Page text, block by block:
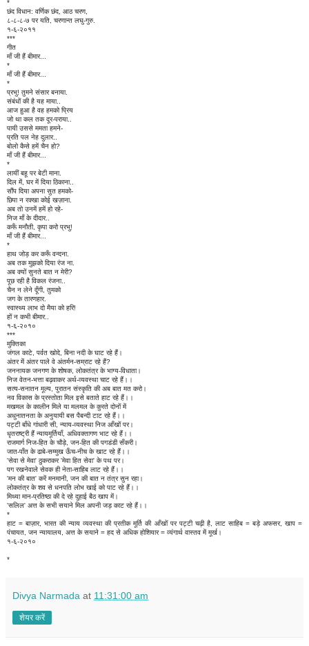
*
छंद विधान: वर्णिक छंद, आठ चरण,
८-८-८-७ पर यति, चरणान्त लघु-गुरु.
१-६-२०११
***
गीत
माँ जी हैं बीमार...
*
माँ जी हैं बीमार...
*
प्रभु! तुमने संसार बनाया.
संबंधों की है यह माया..
आज हुआ है वह हमको प्रिय
जो था कल तक दूर-पराया..
पायी उससे ममता हमने-
प्रति पल नेह दुलार..
बोलो कैसे हमें चैन हो?
माँ जी हैं बीमार...
*
लायीं बहू पर बेटी माना.
दिल में, घर में दिया ठिकाना..
सौंप दिया अपना सुत हमको-
छिपा न रक्खा कोई खज़ाना.
अब तो उनमें हमें हो रहे-
निज माँ के दीदार..
करूँ मनौती, कृपा करो प्रभु!
माँ जी हैं बीमार...
*
हाथ जोड़ कर करूँ वन्दना.
अब तक मुझको दिया रंज ना.
अब क्यों सुनते बात न मेरी?
पूछ रही है विकल रंजना..
चैन न लेने दूँगी, तुमको
जग के तारणहार.
स्वास्थ्य लाभ दो मैया को हरि!
हों न कभी बीमार..
१-६-२०१०
***
मुक्तिका
जंगल काटे, पर्वत खोदे, बिना नदी के घाट रहे हैं।
अंतर में अंतर पाले वे अंतर्मन-सम्राट रहे हैं?
जननायक जनगण के शोषक, लोकतंत्र के भाग्य-विधाता।
निज वेतन-भत्ता बढ़वाकर अर्थ-व्यवस्था चाट रहे हैं।।
सत्य-सनातन मूल्य, पुरातन संस्कृति की अब बात मत करो।
नव विकास के प्रस्तोता मिल इसे बताते हाट रहे हैं।।
मखमल के कालीन मिले या मलमल के कुरते दोनों में
अधुनातनता के अनुयायी बस पैबन्दी टाट रहे हैं।।
पट्टी बाँधे गांधारी सी, न्याय-व्यवस्था निज आँखों पर।
धृतराष्ट्री हैं न्यायमूर्तियाँ, अधिवक्तागण भाट रहे हैं।।
राजमार्ग निज-हित के चौड़े, जन-हित की पगडंडी सँकरी।
जात-पाँत के ढाबे-सम्मुख ऊँच-नीच के खाट रहे हैं।।
'सेवा से मेवा' ठुकराकर 'मेवा हित सेवा' के पथ पर।
पग रखनेवाले सेवक ही नेता-साहिब लाट रहे हैं।।
'मन की बात' करें मनमानी, जन की बात न तंत्र सुन रहा।
लोकतंत्र के शव से धनपति लोभ खाई को पाट रहे हैं।।
मिथ्या मान-प्रतिष्ठा की दे रहे दुहाई बैठ खाप में।
'सलिल' अत्त के सभी सयाने मिल अपनी जड़ काट रहे हैं।।
*
हाट = बाज़ार, भारत की न्याय व्यवस्था की प्रतीक मूर्ति की आँखों पर पट्टी चढ़ी है, लाट साहिब = बड़े अफसर, खाप =
पंचायत, जन न्यायालय, अत्त के सयाने = हद से अधिक होशियार = व्यंगार्थ वास्तव में मूर्ख।
१-६-२०१०
*
Divya Narmada at 11:31:00 am
शेयर करें